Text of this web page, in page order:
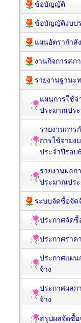
ข้อบัญญัติ
ข้อบัญญัติงบป
แผนอัตรากำลัง
งานกิจการสภา
รายงานฐานะ
แผนการใช้จ่
ประมาณประ
รายงานการ
การใช้จ่ายง
ประจำปีรอบ
รายงานผลก
ประมาณประ
ระบบจัดซื้อจัด
ประกาศจัดซื้
ประกาศราค
ประกาศแผน
จ้าง
ประกาศผลก
จ้าง
สรุปผลจัดซื้อ